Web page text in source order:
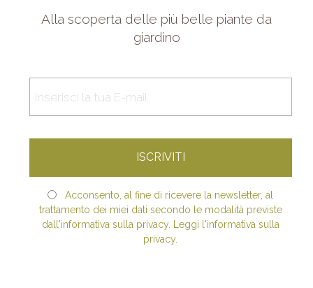
Alla scoperta delle più belle piante da
giardino
Acconsento, al fine di ricevere la newsletter, al
trattamento dei miei dati secondo le modalità previste
dall'informativa sulla privacy. Leggi l'informativa sulla
privacy.